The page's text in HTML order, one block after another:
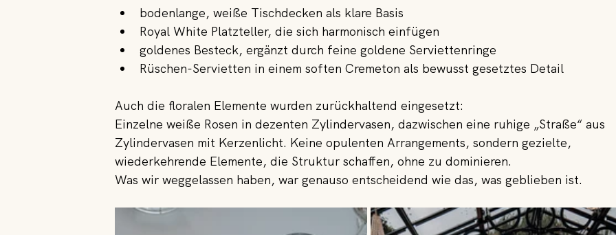
bodenlange, weiße Tischdecken als klare Basis
Royal White Platzteller, die sich harmonisch einfügen
goldenes Besteck, ergänzt durch feine goldene Serviettenringe
Rüschen-Servietten in einem soften Cremeton als bewusst gesetztes Detail
Auch die floralen Elemente wurden zurückhaltend eingesetzt:
Einzelne weiße Rosen in dezenten Zylindervasen, dazwischen eine ruhige „Straße“ aus
Zylindervasen mit Kerzenlicht. Keine opulenten Arrangements, sondern gezielte,
wiederkehrende Elemente, die Struktur schaffen, ohne zu dominieren.
Was wir weggelassen haben, war genauso entscheidend wie das, was geblieben ist.